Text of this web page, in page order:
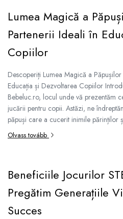
Interaktív játékok
Gyerek projektorok
Zenei eszközök gyerekeknek
Zenélő körhinták
Szerepjátékok
Mesemondás
Gyerekkonyhák
Gyerek munkapadok
Gyerek Halloween jelmezek
Reborn babák
Játékállatok
Dínós játékok
Ajándékok 8 éves gyerekeknek
Ajándékok 9 éves gyerekeknek
Ajándékok 11 éves gyerekeknek
Ajándékok 12 éves gyerekeknek
Lumea Magică a
Partenerii Ideali în
Copiilor
Descoperiți Lumea Magică a
Educația și Dezvoltarea Copiilor
Bebeluc.ro, locul unde vă prezentăm
jucării pentru copii. Astăzi, ne
păpuși care a cucerit inimile părinților
Olvass tovább
Beneficiile Jocurilor
Pregătim Generațiile
Succes